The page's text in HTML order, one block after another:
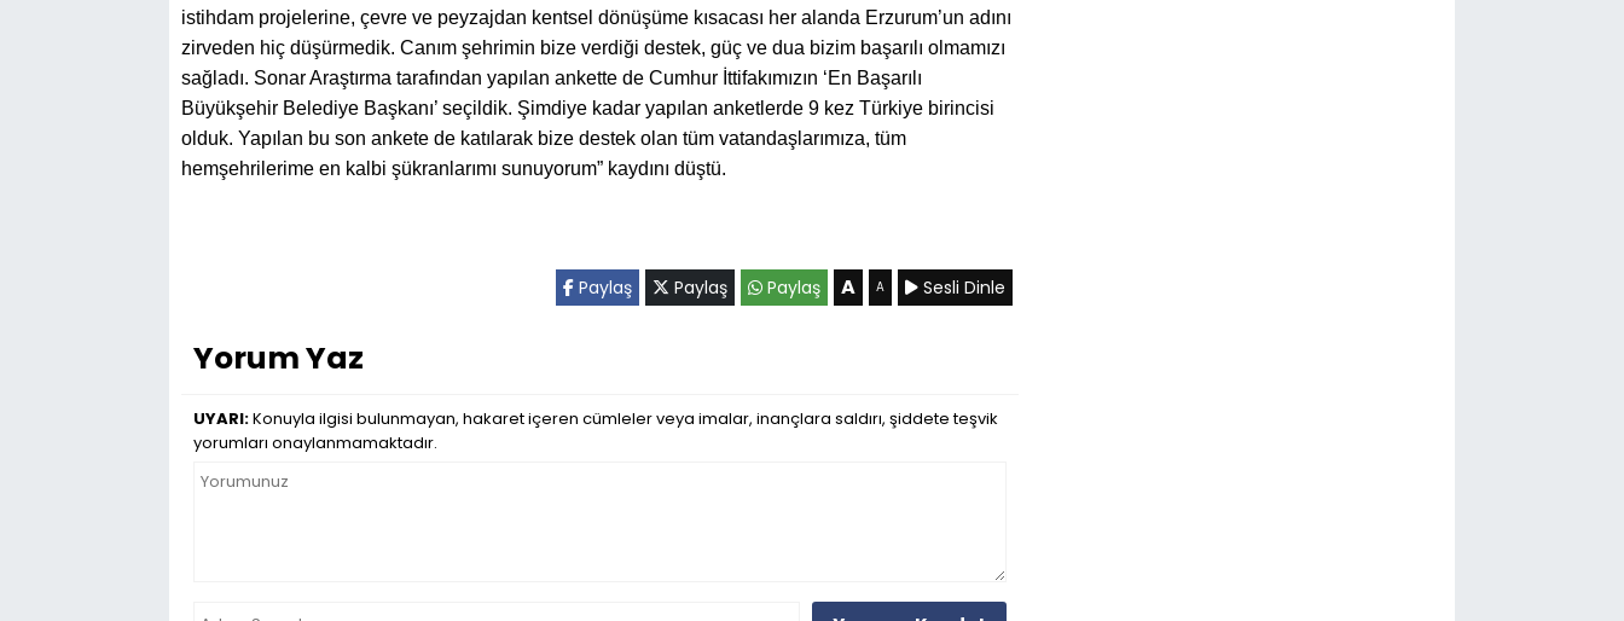
istihdam projelerine, çevre ve peyzajdan kentsel dönüşüme kısacası her alanda Erzurum’un adını
zirveden hiç düşürmedik. Canım şehrimin bize verdiği destek, güç ve dua bizim başarılı olmamızı
sağladı. Sonar Araştırma tarafından yapılan ankette de Cumhur İttifakımızın ‘En Başarılı
Büyükşehir Belediye Başkanı’ seçildik. Şimdiye kadar yapılan anketlerde 9 kez Türkiye birincisi
olduk. Yapılan bu son ankete de katılarak bize destek olan tüm vatandaşlarımıza, tüm
hemşehrilerime en kalbi şükranlarımı sunuyorum” kaydını düştü.
Paylaş Paylaş Paylaş A A Sesli Dinle
Yorum Yaz
UYARI:Konuyla ilgisi bulunmayan, hakaret içeren cümleler veya imalar, inançlara saldırı, şiddete teşvik
yorumları onaylanmamaktadır.